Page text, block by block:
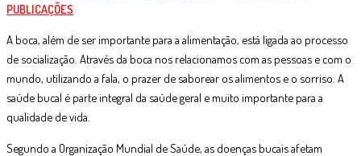
PUBLICAÇÕES
A boca, além de ser importante para a alimentação, está ligada ao processo
de socialização. Através da boca nos relacionamos com as pessoas e com o
mundo, utilizando a fala, o prazer de saborear os alimentos e o sorriso. A
saúde bucal é parte integral da saúde geral e muito importante para a
qualidade de vida.
Segundo a Organização Mundial de Saúde, as doenças bucais afetam